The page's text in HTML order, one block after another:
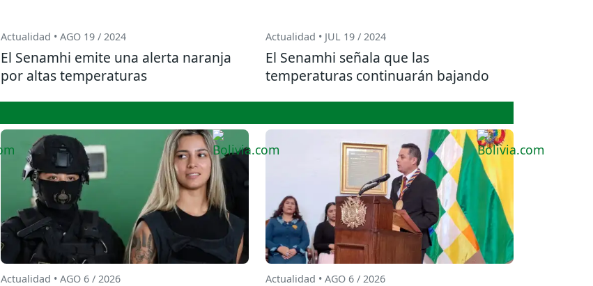
Actualidad • AGO 19 / 2024
El Senamhi emite una alerta naranja
por altas temperaturas
Actualidad • JUL 19 / 2024
El Senamhi señala que las
temperaturas continuarán bajando
Actualidad • AGO 6 / 2026 Actualidad • AGO 6 / 2026